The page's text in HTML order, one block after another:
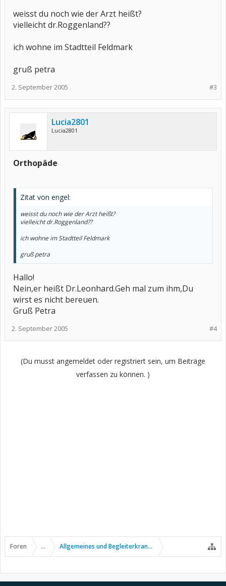
weisst du noch wie der Arzt heißt?
vielleicht dr.Roggenland??
ich wohne im Stadtteil Feldmark
gruß petra
#3
2. September 2005
Lucia2801
Lucia2801
Orthopäde
Zitat von engel:
weisst du noch wie der Arzt heißt?
vielleicht dr.Roggenland??
ich wohne im Stadtteil Feldmark
gruß petra
Hallo!
Nein,er heißt Dr.Leonhard.Geh mal zum ihm,Du
wirst es nicht bereuen.
Gruß Petra
#4
2. September 2005
(Du musst angemeldet oder registriert sein, um Beiträge
verfassen zu können. )
Foren ... Allgemeines und Begleiterkrankungen